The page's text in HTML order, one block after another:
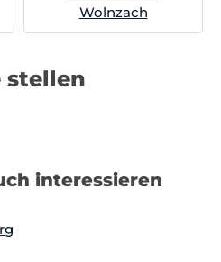
Wolnzach
stellen
interessieren